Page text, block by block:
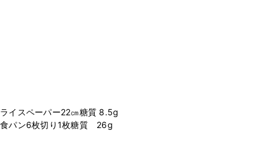
ライスペーパー22㎝糖質 8.5g
食パン6枚切り1枚糖質 26g